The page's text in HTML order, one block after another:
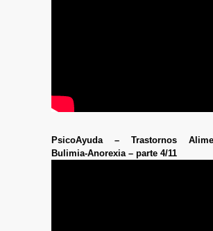
PsicoAyuda – Trastornos
Bulimia-Anorexia – parte 4/11